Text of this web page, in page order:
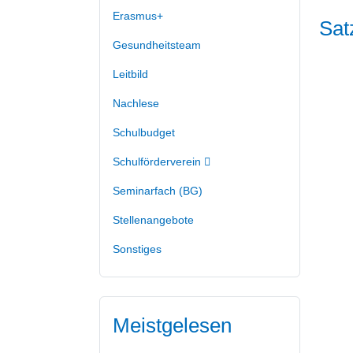
Erasmus+
Gesundheitsteam
Leitbild
Nachlese
Schulbudget
Schulförderverein
Seminarfach (BG)
Stellenangebote
Sonstiges
Meistgelesen